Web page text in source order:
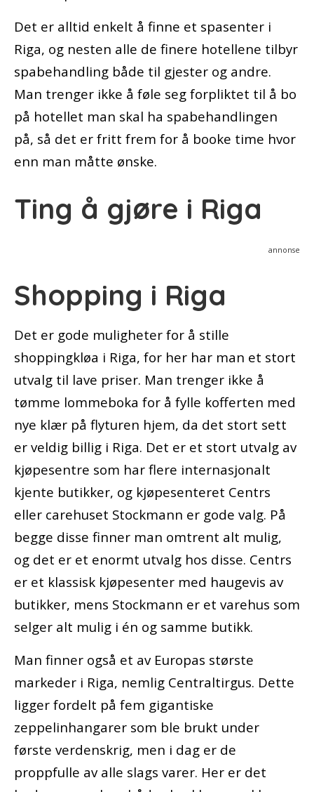
Det er alltid enkelt å finne et spasenter i
Riga, og nesten alle de finere hotellene tilbyr
spabehandling både til gjester og andre.
Man trenger ikke å føle seg forpliktet til å bo
på hotellet man skal ha spabehandlingen
på, så det er fritt frem for å booke time hvor
enn man måtte ønske.
Ting å gjøre i Riga
annonse
Shopping i Riga
Det er gode muligheter for å stille
shoppingkløa i Riga, for her har man et stort
utvalg til lave priser. Man trenger ikke å
tømme lommeboka for å fylle kofferten med
nye klær på flyturen hjem, da det stort sett
er veldig billig i Riga. Det er et stort utvalg av
kjøpesentre som har flere internasjonalt
kjente butikker, og kjøpesenteret Centrs
eller carehuset Stockmann er gode valg. På
begge disse finner man omtrent alt mulig,
og det er et enormt utvalg hos disse. Centrs
er et klassisk kjøpesenter med haugevis av
butikker, mens Stockmann er et varehus som
selger alt mulig i én og samme butikk.
Man finner også et av Europas største
markeder i Riga, nemlig Centraltirgus. Dette
ligger fordelt på fem gigantiske
zeppelinhangarer som ble brukt under
første verdenskrig, men i dag er de
proppfulle av alle slags varer. Her er det